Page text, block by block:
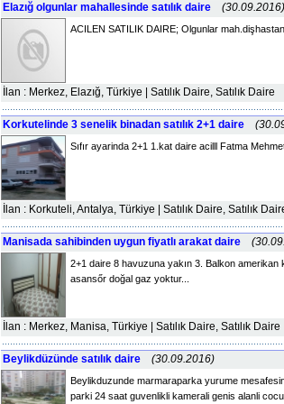
Elazığ olgunlar mahallesinde satılık daire (30.09.2016)
ACILEN SATILIK DAIRE; Olgunlar
İlan : Merkez, Elazığ, Türkiye | Satılık Daire, Satılık Daire
Korkutelinde 3 senelik binadan satılık 2+1 daire
Sıfır ayarinda 2+1 1.kat daire acilll Fatma
İlan : Korkuteli, Antalya, Türkiye | Satılık Daire, Satılık
Manisada sahibinden uygun fiyatlı arakat daire
2+1 daire 8 havuzuna yakın 3. Balkon amerikan
asansőr doğal gaz yoktur...
İlan : Merkez, Manisa, Türkiye | Satılık Daire, Satılık Daire
Beylikdüzünde satılık daire (30.09.2016)
Beylikduzunde marmaraparka yurume
parki 24 saat guvenlikli kamerali genis alanli